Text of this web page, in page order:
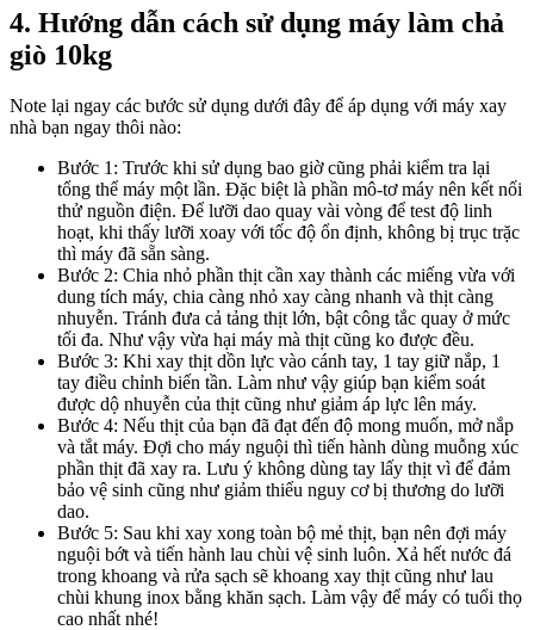
4. Hướng dẫn cách sử dụng máy làm chả
giò 10kg
Note lại ngay các bước sử dụng dưới đây để áp dụng với máy xay
nhà bạn ngay thôi nào:
Bước 1: Trước khi sử dụng bao giờ cũng phải kiểm tra lại
tổng thể máy một lần. Đặc biệt là phần mô-tơ máy nên kết nối
thử nguồn điện. Để lưỡi dao quay vài vòng để test độ linh
hoạt, khi thấy lưỡi xoay với tốc độ ổn định, không bị trục trặc
thì máy đã sẵn sàng.
Bước 2: Chia nhỏ phần thịt cần xay thành các miếng vừa với
dung tích máy, chia càng nhỏ xay càng nhanh và thịt càng
nhuyễn. Tránh đưa cả tảng thịt lớn, bật công tắc quay ở mức
tối đa. Như vậy vừa hại máy mà thịt cũng ko được đều.
Bước 3: Khi xay thịt dồn lực vào cánh tay, 1 tay giữ nắp, 1
tay điều chỉnh biến tần. Làm như vậy giúp bạn kiểm soát
được dộ nhuyễn của thịt cũng như giảm áp lực lên máy.
Bước 4: Nếu thịt của bạn đã đạt đến độ mong muốn, mở nắp
và tắt máy. Đợi cho máy nguội thì tiến hành dùng muỗng xúc
phần thịt đã xay ra. Lưu ý không dùng tay lấy thịt vì để đảm
bảo vệ sinh cũng như giảm thiểu nguy cơ bị thương do lưỡi
dao.
Bước 5: Sau khi xay xong toàn bộ mẻ thịt, bạn nên đợi máy
nguội bớt và tiến hành lau chùi vệ sinh luôn. Xả hết nước đá
trong khoang và rửa sạch sẽ khoang xay thịt cũng như lau
chùi khung inox bằng khăn sạch. Làm vậy để máy có tuổi thọ
cao nhất nhé!